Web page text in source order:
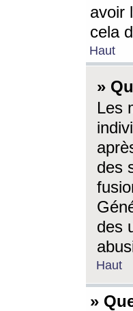
avoir
cela
Haut
»
Les
des
des
Haut
»